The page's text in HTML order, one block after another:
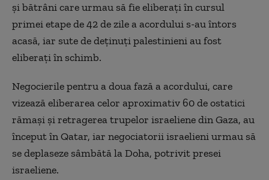
şi bătrâni care urmau să fie eliberaţi în cursul
primei etape de 42 de zile a acordului s-au întors
acasă, iar sute de deţinuţi palestinieni au fost
eliberaţi în schimb.
Negocierile pentru a doua fază a acordului, care
vizează eliberarea celor aproximativ 60 de ostatici
rămaşi şi retragerea trupelor israeliene din Gaza, au
început în Qatar, iar negociatorii israelieni urmau să
se deplaseze sâmbătă la Doha, potrivit presei
israeliene.